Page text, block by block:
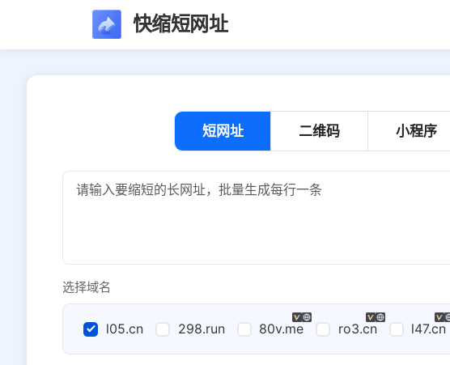
快缩短网址
短网址 二维码 小程序
选择域名
l05.cn 298.run 80v.me ro3.cn l47.cn